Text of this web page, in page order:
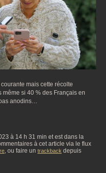
mais cette récolte
même si 40 % des Français en
anodins…
à 14 h 31 min et est dans la
à cet article via le flux
, ou faire un trackback depuis